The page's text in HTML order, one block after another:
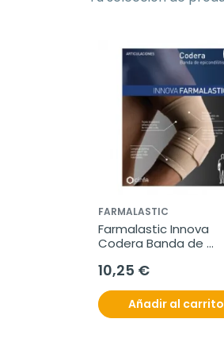
FARMALASTIC
Farmalastic Innova
Codera Banda de
10,25 €
Añadir al carrito